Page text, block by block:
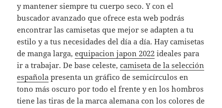
y mantener siempre tu cuerpo seco. Y con el
buscador avanzado que ofrece esta web podrás
encontrar las camisetas que mejor se adapten a tu
estilo y a tus necesidades del día a día. Hay camisetas
de manga larga,equipacion japon 2022 ideales para
ir a trabajar. De base celeste,camiseta de la selección
española presenta un gráfico de semicírculos en
tono más oscuro por todo el frente y en los hombros
tiene las tiras de la marca alemana con los colores de